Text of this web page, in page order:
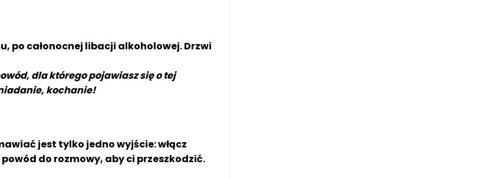
po całonocnej libacji alkoholowej. Drzwi
dla którego pojawiasz się o tej
kochanie!
jest tylko jedno wyjście: włącz
do rozmowy, aby ci przeszkodzić.